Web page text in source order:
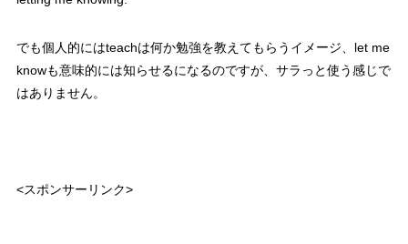
でも個人的にはteachは何か勉強を教えてもらうイメージ、let me
knowも意味的には知らせるになるのですが、サラっと使う感じで
はありません。
<スポンサーリンク>